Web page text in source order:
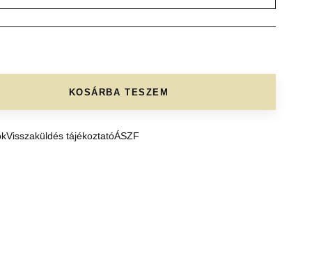
KOSÁRBA TESZEM
Visszaküldés tájékoztatóÁSZF